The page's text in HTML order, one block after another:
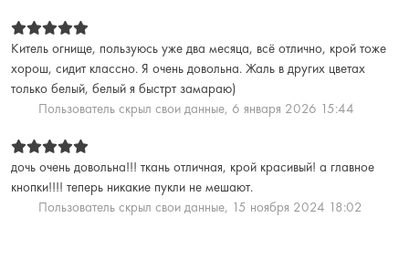
Китель огнище, пользуюсь уже два месяца, всё отлично, крой тоже
хорош, сидит классно. Я очень довольна. Жаль в других цветах
только белый, белый я быстрт замараю)
Пользователь скрыл свои данные, 6 января 2026 15:44
дочь очень довольна!!! ткань отличная, крой красивый! а главное
кнопки!!!! теперь никакие пукли не мешают.
Пользователь скрыл свои данные, 15 ноября 2024 18:02